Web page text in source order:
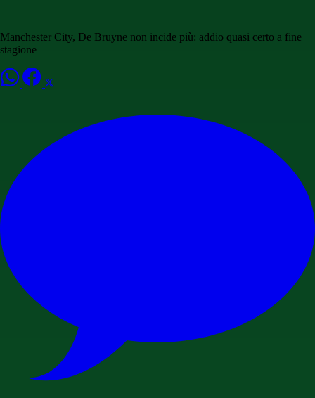
Manchester City, De Bruyne non incide più: addio quasi certo a fine
stagione